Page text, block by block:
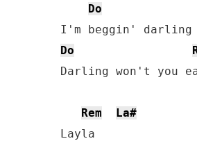
Do
Do
Darling won't you
Rem
La#
Layla